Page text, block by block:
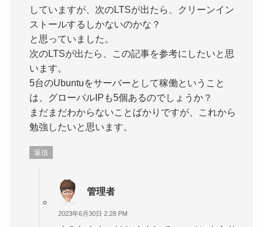
していますが、次のLTSが出たら、クリーンイン
ストールするしかないのかな？
と思っていました。
次のLTSが出たら、この記事を参考にしたいと思
います。
5台のUbuntuをサーバーとして稼働ということ
は、グローバルIPも5個あるのでしょうか？
まだまだわからないことばかりですが、これから
勉強したいと思います。
返信
管理者
2023年6月30日 2:28 PM